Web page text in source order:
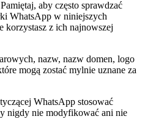
aby często sprawdzać
WhatsApp w niniejszych
korzystasz z ich najnowszej
nazw, nazw domen, logo
mogą zostać mylnie uznane za
WhatsApp stosować
nigdy nie modyfikować ani nie